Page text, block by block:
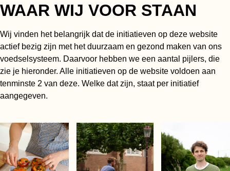
WAAR WIJ VOOR STAAN
Wij vinden het belangrijk dat de initiatieven op deze website
actief bezig zijn met het duurzaam en gezond maken van ons
voedselsysteem. Daarvoor hebben we een aantal pijlers, die
zie je hieronder. Alle initiatieven op de website voldoen aan
tenminste 2 van deze. Welke dat zijn, staat per initiatief
aangegeven.